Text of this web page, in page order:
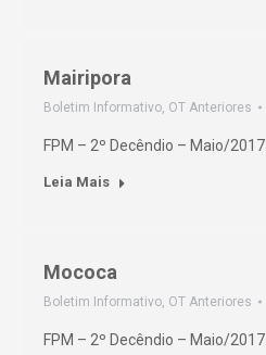
Mairipora
Boletim Informativo, OT Anteriores
FPM – 2º Decêndio – Maio/2017.
Leia Mais
Mococa
Boletim Informativo, OT Anteriores
FPM – 2º Decêndio – Maio/2017.